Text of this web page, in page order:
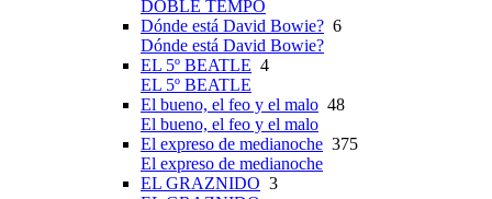
DOBLE TEMPO
Dónde está David Bowie? 6
Dónde está David Bowie?
EL 5º BEATLE 4
EL 5º BEATLE
El bueno, el feo y el malo 48
El bueno, el feo y el malo
El expreso de medianoche 375
El expreso de medianoche
EL GRAZNIDO 3